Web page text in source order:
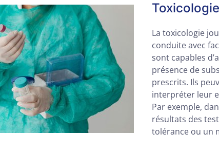
Toxicologie
La toxicologie
conduite avec
sont capables
présence de
prescrits. Ils
interpréter leur
Par exemple,
résultats des
tolérance ou un